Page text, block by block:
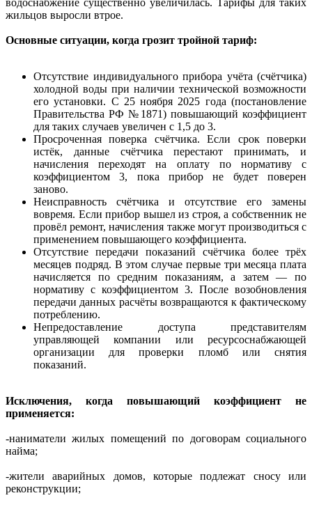
водоснабжение существенно увеличилась. Тарифы для таких
жильцов выросли втрое.
Основные ситуации, когда грозит тройной тариф:
Отсутствие индивидуального прибора учёта (счётчика)
холодной воды при наличии технической возможности
его установки. С 25 ноября 2025 года (постановление
Правительства РФ №1871) повышающий коэффициент
для таких случаев увеличен с 1,5 до 3.
Просроченная поверка счётчика. Если срок поверки
истёк, данные счётчика перестают принимать, и
начисления переходят на оплату по нормативу с
коэффициентом 3, пока прибор не будет поверен
заново.
Неисправность счётчика и отсутствие его замены
вовремя. Если прибор вышел из строя, а собственник не
провёл ремонт, начисления также могут производиться с
применением повышающего коэффициента.
Отсутствие передачи показаний счётчика более трёх
месяцев подряд. В этом случае первые три месяца плата
начисляется по средним показаниям, а затем — по
нормативу с коэффициентом 3. После возобновления
передачи данных расчёты возвращаются к фактическому
потреблению.
Непредоставление доступа представителям
управляющей компании или ресурсоснабжающей
организации для проверки пломб или снятия
показаний.
Исключения, когда повышающий коэффициент не
применяется:
-наниматели жилых помещений по договорам социального
найма;
-жители аварийных домов, которые подлежат сносу или
реконструкции;